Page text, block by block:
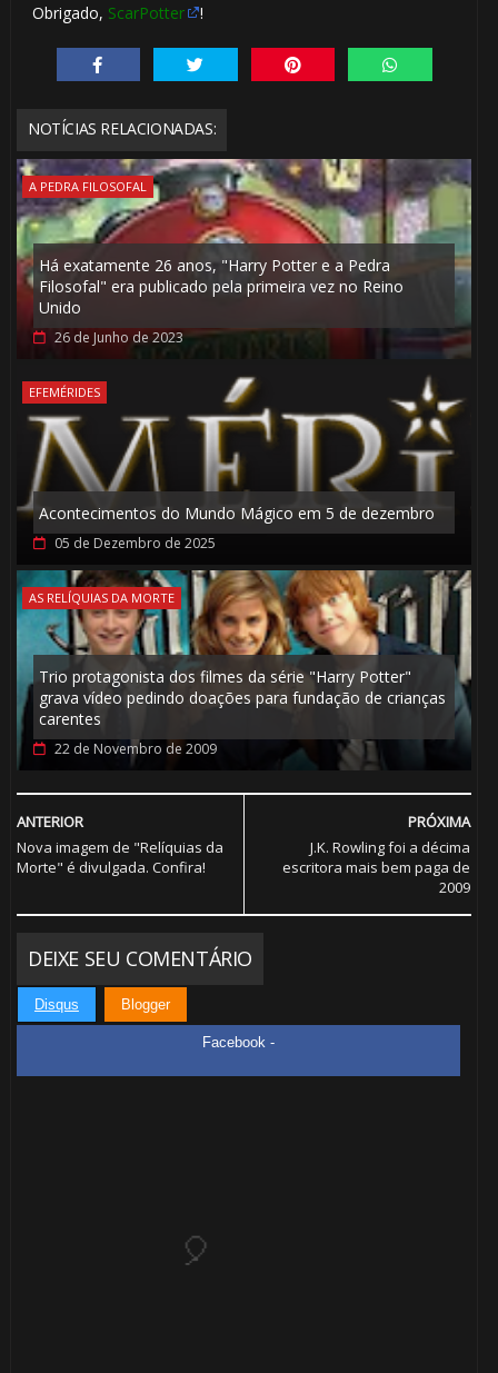
Obrigado, ScarPotter !
NOTÍCIAS RELACIONADAS:
A PEDRA FILOSOFAL
Há exatamente 26 anos, "Harry Potter e a Pedra
Filosofal" era publicado pela primeira vez no Reino
Unido
26 de Junho de 2023
EFEMÉRIDES
Acontecimentos do Mundo Mágico em 5 de dezembro
05 de Dezembro de 2025
AS RELÍQUIAS DA MORTE
Trio protagonista dos filmes da série "Harry Potter"
grava vídeo pedindo doações para fundação de crianças
carentes
22 de Novembro de 2009
PRÓXIMA
J.K. Rowling foi a décima
escritora mais bem paga de
2009
ANTERIOR
Nova imagem de "Relíquias da
Morte" é divulgada. Confira!
DEIXE SEU COMENTÁRIO
Disqus Blogger
Facebook -
🎂
🎈
🎈
1️⃣ 8️⃣
🎈
⚡